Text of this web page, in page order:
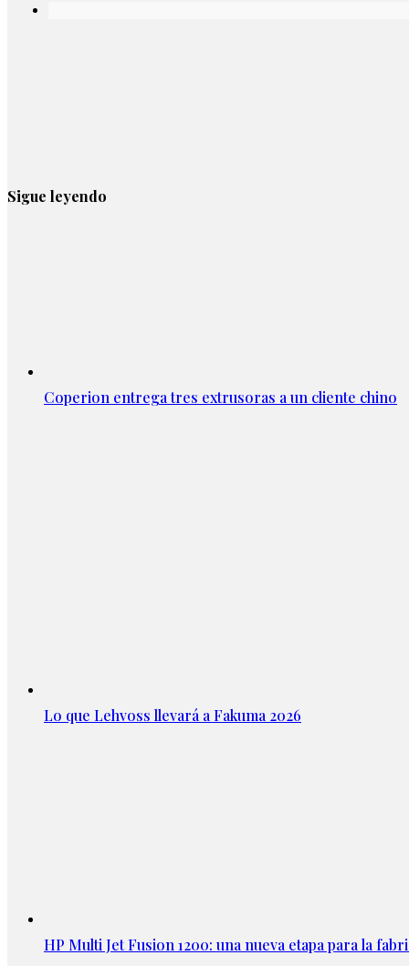
Sigue leyendo
Coperion entrega tres extrusoras a un cliente chino
Lo que Lehvoss llevará a Fakuma 2026
HP Multi Jet Fusion 1200: una nueva etapa para la